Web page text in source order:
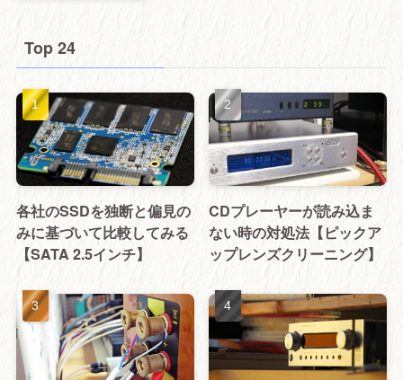
Top 24
各社のSSDを独断と偏見の
みに基づいて比較してみる
【SATA 2.5インチ】
CDプレーヤーが読み込ま
ない時の対処法【ピックア
ップレンズクリーニング】